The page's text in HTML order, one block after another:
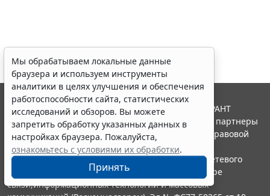
Мы обрабатываем локальные данные
браузера и используем инструменты
аналитики в целях улучшения и обеспечения
работоспособности сайта, статистических
исследований и обзоров. Вы можете
запретить обработку указанных данных в
настройках браузера. Пожалуйста,
ознакомьтесь с условиями их обработки.
Принять
© ООО "НПП "ГАРАНТ-СЕРВИС", 2026. Система ГАРАНТ
выпускается с 1990 года. Компания "Гарант" и ее партнеры
являются участниками Российской ассоциации правовой
информации ГАРАНТ.
Портал ГАРАНТ.РУ зарегистрирован в качестве сетевого
издания Федеральной службой по надзору в сфере
связи,информационных технологий и массовых